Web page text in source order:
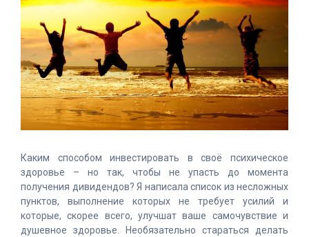
Каким способом инвестировать в своё психическое
здоровье – но так, чтобы не упасть до момента
получения дивидендов? Я написала список из несложных
пунктов, выполнение которых не требует усилий и
которые, скорее всего, улучшат ваше самочувствие и
душевное здоровье. Необязательно стараться делать